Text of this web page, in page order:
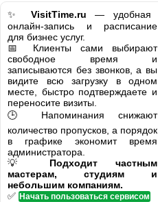
✨ VisitTime.ru — удобная
онлайн-запись и расписание
для бизнес услуг.
📅 Клиенты сами выбирают
свободное время и
записываются без звонков, а вы
видите всю загрузку в одном
месте, быстро подтверждаете и
переносите визиты.
🕒 Напоминания снижают
количество пропусков, а порядок
в графике экономит время
администратора.
💡 Подходит частным
мастерам, студиям и
небольшим компаниям.
✅ Начать пользоваться сервисом